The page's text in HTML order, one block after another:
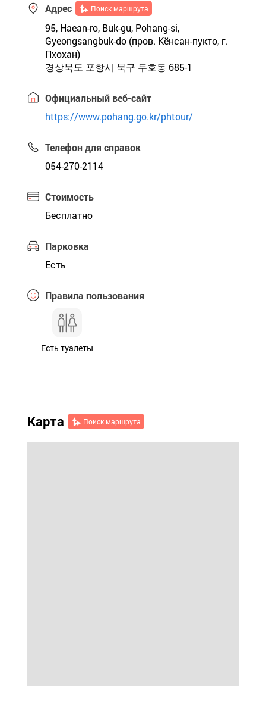
Адрес Поиск маршрута
95, Haean-ro, Buk-gu, Pohang-si,
Gyeongsangbuk-do (пров. Кёнсан-пукто, г.
Пхохан)
경상북도 포항시 북구 두호동 685-1
Официальный веб-сайт
https://www.pohang.go.kr/phtour/
Телефон для справок
054-270-2114
Стоимость
Бесплатно
Парковка
Есть
Правила пользования
Есть туалеты
Карта Поиск маршрута